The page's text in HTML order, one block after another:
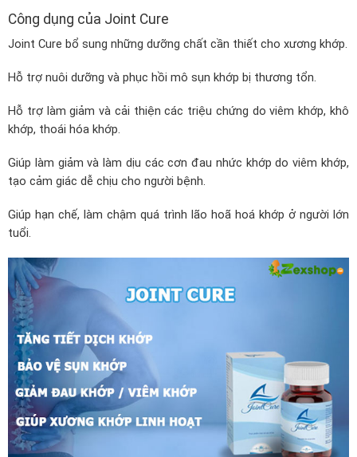
Công dụng của Joint Cure
Joint Cure bổ sung những dưỡng chất cần thiết cho xương khớp.
Hỗ trợ nuôi dưỡng và phục hồi mô sụn khớp bị thương tổn.
Hỗ trợ làm giảm và cải thiện các triệu chứng do viêm khớp, khô
khớp, thoái hóa khớp.
Giúp làm giảm và làm dịu các cơn đau nhức khớp do viêm khớp,
tạo cảm giác dễ chịu cho người bệnh.
Giúp hạn chế, làm chậm quá trình lão hoã hoá khớp ở người lớn
tuổi.